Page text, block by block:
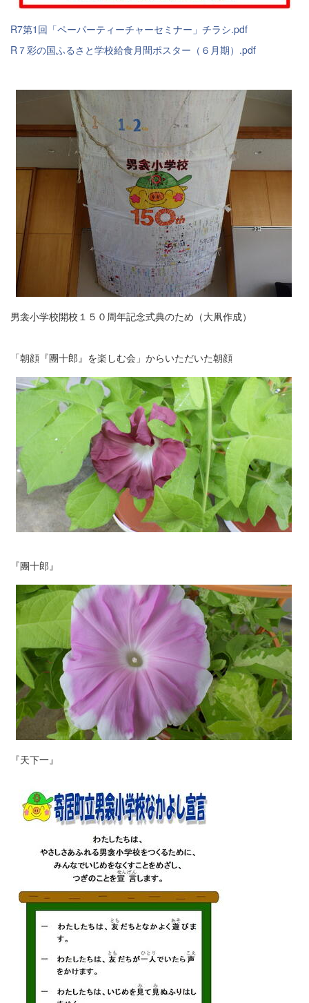
R7第1回「ペーパーティーチャーセミナー」チラシ.pdf
R７彩の国ふるさと学校給食月間ポスター（６月期）.pdf
男衾小学校開校１５０周年記念式典のため（大凧作成）
「朝顔『團十郎』を楽しむ会」からいただいた朝顔
『團十郎』
『天下一』